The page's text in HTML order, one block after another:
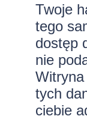
Twoje
tego
dostęp
nie
tych
ciebie